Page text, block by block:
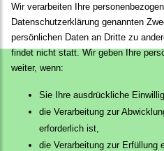
Wir verarbeiten Ihre
Datenschutzerklärung genannten
persönlichen Daten an Dritte zu
findet nicht statt. Wir geben Ihre
weiter, wenn:
Sie Ihre ausdrückliche
die Verarbeitung zur
erforderlich ist,
die Verarbeitung zur Erfüllung